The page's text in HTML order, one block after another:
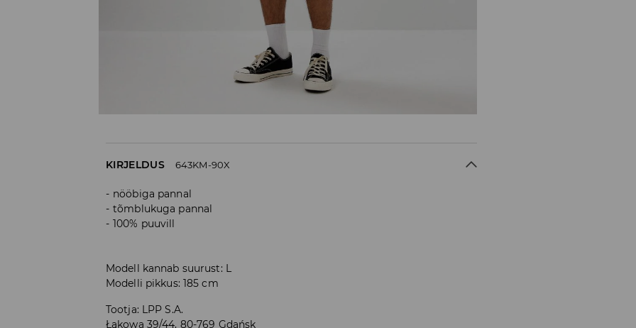
KIRJELDUS 643KM-90X
nööbiga pannal
tõmblukuga pannal
100% puuvill
Modell kannab suurust: L
Modelli pikkus: 185 cm
Tootja: LPP S.A.
Łąkowa 39/44, 80-769 Gdańsk